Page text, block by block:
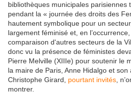
bibliothèques municipales parisiennes
pendant la « journée des droits des
hautement symbolique pour un
largement féminisé et, en
comparaison d'autres secteurs de la
donc vu la présence de féministes
Pierre Melville (XIIIe) pour soutenir le
la maire de Paris, Anne Hidalgo et son
Christophe Girard, pourtant invités ,
montrer.